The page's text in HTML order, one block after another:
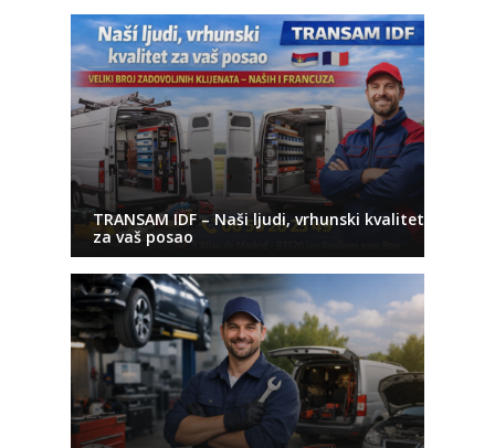
TRANSAM IDF – Naši ljudi, vrhunski kvalitet
za vaš posao